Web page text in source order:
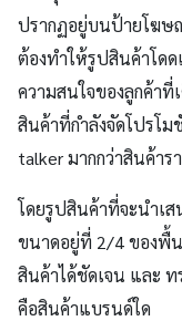
ปรากฏอยู่บนป้ายโฆษ
ต้องทำให้รูปสินค้าโด
ความสนใจของลูกค้าที่
สินค้าที่กำลังจัดโปรโ
talker มากกว่าสินค้า
โดยรูปสินค้าที่จะนำเ
ขนาดอยู่ที่ 2/4 ของพื้น
สินค้าได้ชัดเจน และ
คือสินค้าแบรนด์ใด